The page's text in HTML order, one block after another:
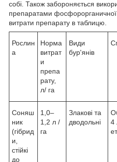
собі. Також забороняється
препаратами
витрати препарату в таблицю.
Рослин
а
Норма
витрат
и
препа
рату,
л/ га
Види
бур'янів
Соняш
ник
(гібрид
и,
стійкі
до
1,0–
1,2 л /
га
Злакові та
дводольні
4